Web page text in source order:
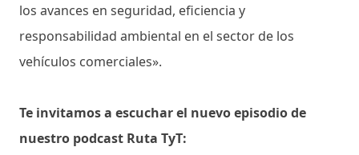
los avances en seguridad, eficiencia y
responsabilidad ambiental en el sector de los
vehículos comerciales».
Te invitamos a escuchar el nuevo episodio de
nuestro podcast Ruta TyT: